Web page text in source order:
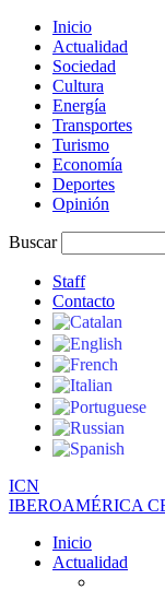
Inicio
Actualidad
Sociedad
Cultura
Energía
Transportes
Turismo
Economía
Deportes
Opinión
Buscar
Staff
Contacto
ICN
IBEROAMÉRICA
Inicio
Actualidad